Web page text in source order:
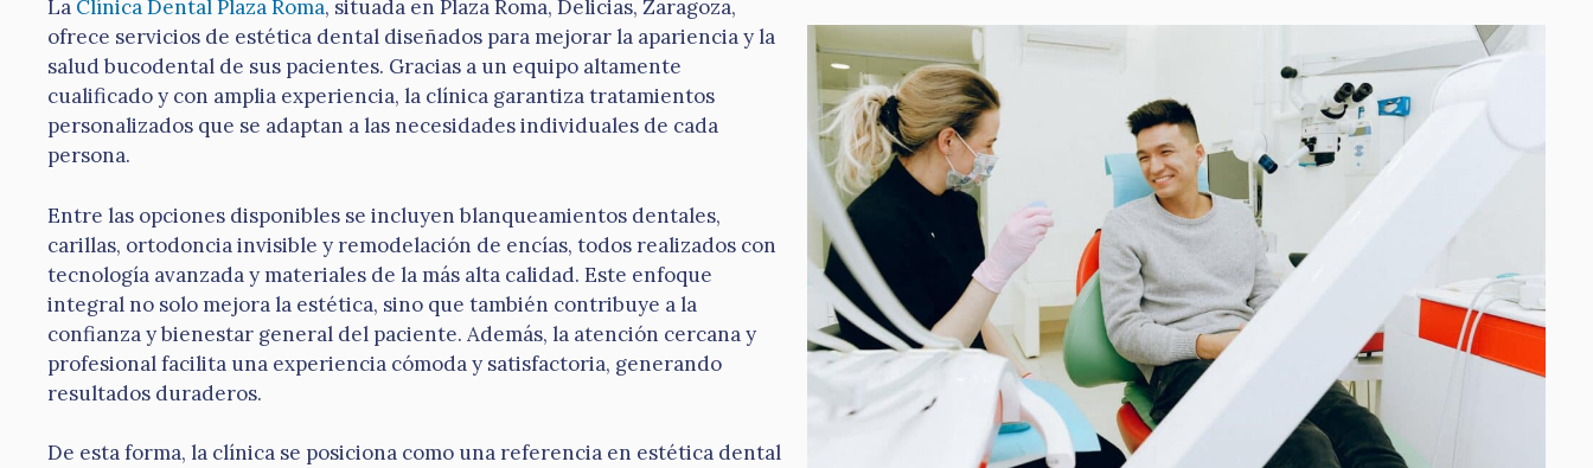
La Clínica Dental Plaza Roma, situada en Plaza Roma, Delicias, Zaragoza,
ofrece servicios de estética dental diseñados para mejorar la apariencia y la
salud bucodental de sus pacientes. Gracias a un equipo altamente
cualificado y con amplia experiencia, la clínica garantiza tratamientos
personalizados que se adaptan a las necesidades individuales de cada
persona.
Entre las opciones disponibles se incluyen blanqueamientos dentales,
carillas, ortodoncia invisible y remodelación de encías, todos realizados con
tecnología avanzada y materiales de la más alta calidad. Este enfoque
integral no solo mejora la estética, sino que también contribuye a la
confianza y bienestar general del paciente. Además, la atención cercana y
profesional facilita una experiencia cómoda y satisfactoria, generando
resultados duraderos.
De esta forma, la clínica se posiciona como una referencia en estética dental